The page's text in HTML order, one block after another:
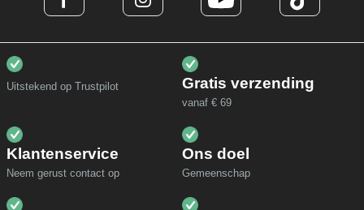
Uitstekend op Trustpilot Gratis verzending
vanaf € 69
Klantenservice
Neem gerust contact op
Ons doel
Gemeenschap